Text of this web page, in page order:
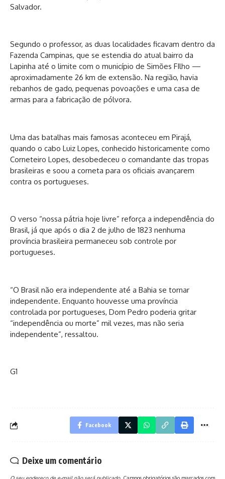
Salvador.
Segundo o professor, as duas localidades ficavam dentro da
Fazenda Campinas, que se estendia do atual bairro da
Lapinha até o limite com o município de Simões FIlho —
aproximadamente 26 km de extensão. Na região, havia
rebanhos de gado, pequenas povoações e uma casa de
armas para a fabricação de pólvora.
Uma das batalhas mais famosas aconteceu em Pirajá,
quando o cabo Luiz Lopes, conhecido historicamente como
Corneteiro Lopes, desobedeceu o comandante das tropas
brasileiras e soou a corneta para os oficiais avançarem
contra os portugueses.
O verso “nossa pátria hoje livre” reforça a independência do
Brasil, já que após o dia 2 de julho de 1823 nenhuma
província brasileira permaneceu sob controle por
portugueses.
“O Brasil não era independente até a Bahia se tornar
independente. Enquanto houvesse uma província
controlada por portugueses, Dom Pedro poderia gritar
“independência ou morte” mil vezes, mas não seria
independente”, ressaltou.
G1
Facebook
Deixe um comentário